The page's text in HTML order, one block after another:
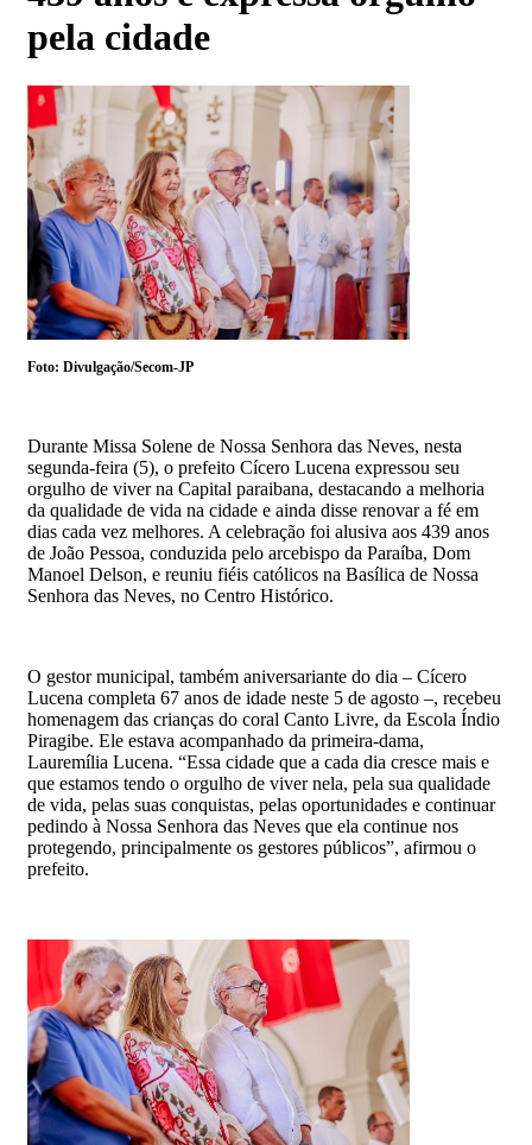
pela cidade
Foto: Divulgação/Secom-JP
Durante Missa Solene de Nossa Senhora das Neves, nesta
segunda-feira (5), o prefeito Cícero Lucena expressou seu
orgulho de viver na Capital paraibana, destacando a melhoria
da qualidade de vida na cidade e ainda disse renovar a fé em
dias cada vez melhores. A celebração foi alusiva aos 439 anos
de João Pessoa, conduzida pelo arcebispo da Paraíba, Dom
Manoel Delson, e reuniu fiéis católicos na Basílica de Nossa
Senhora das Neves, no Centro Histórico.
O gestor municipal, também aniversariante do dia – Cícero
Lucena completa 67 anos de idade neste 5 de agosto –, recebeu
homenagem das crianças do coral Canto Livre, da Escola Índio
Piragibe. Ele estava acompanhado da primeira-dama,
Lauremília Lucena. “Essa cidade que a cada dia cresce mais e
que estamos tendo o orgulho de viver nela, pela sua qualidade
de vida, pelas suas conquistas, pelas oportunidades e continuar
pedindo à Nossa Senhora das Neves que ela continue nos
protegendo, principalmente os gestores públicos”, afirmou o
prefeito.